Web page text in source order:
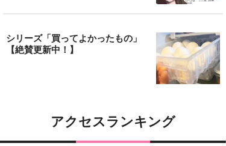
シリーズ「買ってよかったもの」
【絶賛更新中！】
アクセスランキング